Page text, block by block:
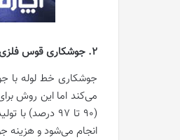
2. جوشکاری قوس فلزی گازی
جوشکاری خط لوله با
می‌کند اما این روش
(۹۰ تا ۹۷
انجام می‌شود و هزینه